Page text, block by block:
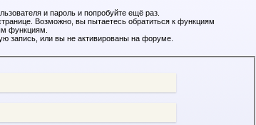
и пароль и попробуйте ещё раз.
Возможно, вы пытаетесь обратиться к функциям
функциям.
запись, или вы не активированы на форуме.